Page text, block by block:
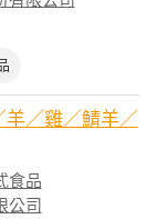
羊／雞／鯖羊／
食品
公司